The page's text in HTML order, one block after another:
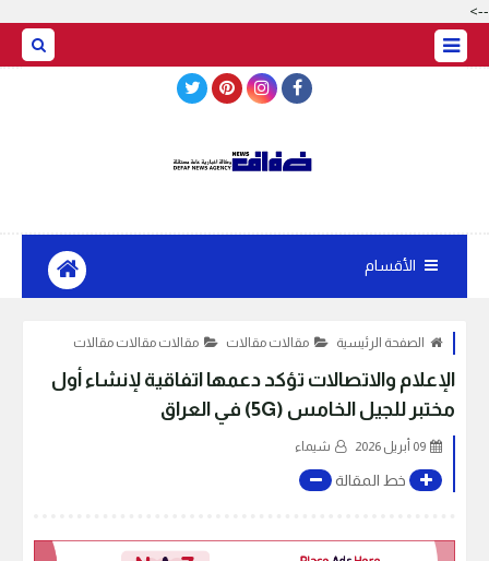
-->
الأقسام
الصفحة الرئيسية مقالات مقالات مقالات مقالات مقالات
الإعلام والاتصالات تؤكد دعمها اتفاقية لإنشاء أول
مختبر للجيل الخامس (5G) في العراق
09 أبريل 2026 شيماء
خط المقالة